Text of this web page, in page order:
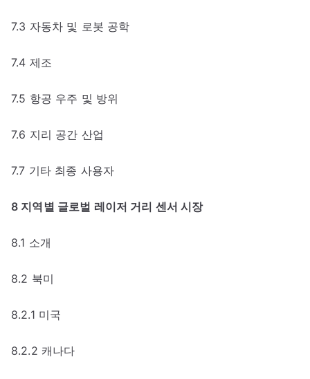
7.3 자동차 및 로봇 공학
7.4 제조
7.5 항공 우주 및 방위
7.6 지리 공간 산업
7.7 기타 최종 사용자
8 지역별 글로벌 레이저 거리 센서 시장
8.1 소개
8.2 북미
8.2.1 미국
8.2.2 캐나다